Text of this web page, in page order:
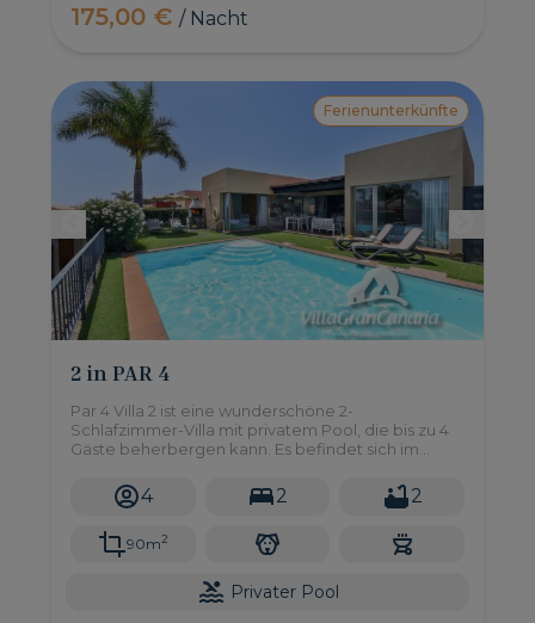
175,00 €/ Nacht
Ferienunterkünfte
2 in PAR 4
Par 4 Villa 2 ist eine wunderschöne 2-
Schlafzimmer-Villa mit privatem Pool, die bis zu 4
Gäste beherbergen kann. Es befindet sich im
Gran Canaria.
4 2 2
90m2
Privater Pool